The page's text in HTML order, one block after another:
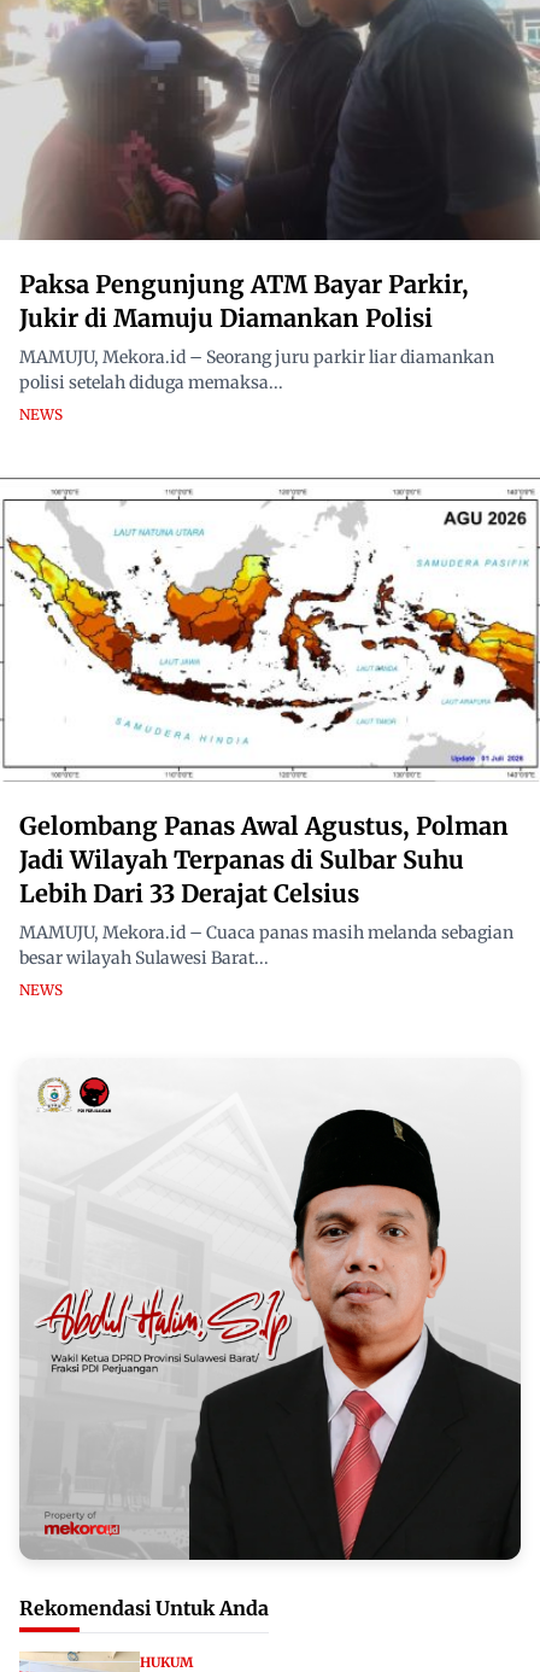
Paksa Pengunjung ATM Bayar Parkir,
Jukir di Mamuju Diamankan Polisi
MAMUJU, Mekora.id – Seorang juru parkir liar diamankan
polisi setelah diduga memaksa...
NEWS
Gelombang Panas Awal Agustus, Polman
Jadi Wilayah Terpanas di Sulbar Suhu
Lebih Dari 33 Derajat Celsius
MAMUJU, Mekora.id – Cuaca panas masih melanda sebagian
besar wilayah Sulawesi Barat...
NEWS
Rekomendasi Untuk Anda
HUKUM